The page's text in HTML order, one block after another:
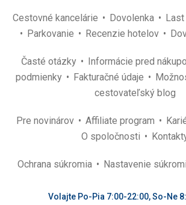
Cestovné kancelárie Dovolenka Last
Parkovanie
Recenzie hotelov
Časté otázky Informácie pred
podmienky
Fakturačné údaje
cestovateľský blog
Pre novinárov Affiliate program
O spoločnosti
Ochrana súkromia Nastavenie
Volajte Po-Pia 7:00-22:00, So-Ne